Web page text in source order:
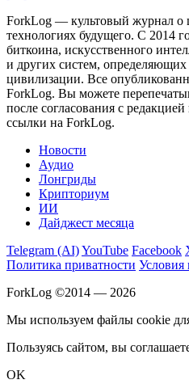
ForkLog — культовый журнал о
технологиях будущего. С 2014
биткоина, искусственного
и других систем,
цивилизации. Все
ForkLog. Вы можете
после согласования с
ссылки на ForkLog.
Новости
Аудио
Лонгриды
Крипториум
ИИ
Дайджест месяца
Telegram (AI)YouTube Facebook
Политика приватности Условия
ForkLog ©2014 — 2026
Мы используем файлы cookie
Пользуясь сайтом, вы
OK